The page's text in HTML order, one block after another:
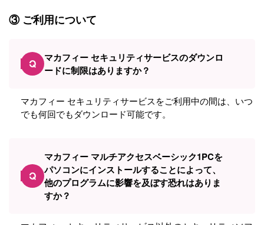
③ ご利用について
Q
マカフィー セキュリティサービスのダウンロ
ードに制限はありますか？
マカフィー セキュリティサービスをご利用中の間は、いつ
でも何回でもダウンロード可能です。
Q
マカフィー マルチアクセスベーシック1PCを
パソコンにインストールすることによって、
他のプログラムに影響を及ぼす恐れはありま
すか？